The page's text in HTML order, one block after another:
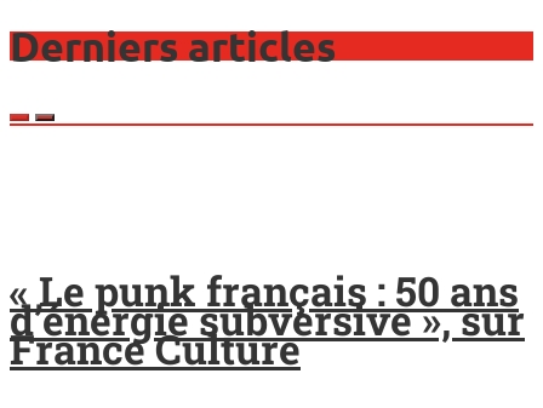
Derniers articles
« Le punk français : 50 ans
d’énergie subversive », sur
France Culture